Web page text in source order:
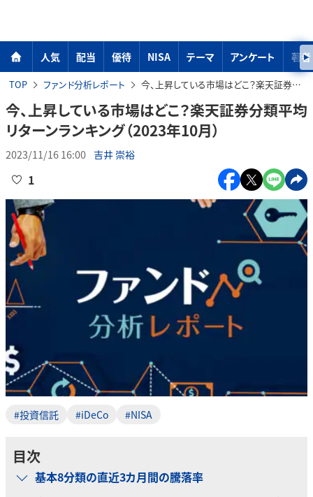
人気 配当 優待 NISA テーマ アンケート 著者
TOP ファンド分析レポート 今、上昇している市場はどこ？楽天証券分類平均リターンランキング（2023年10月）
今、上昇している市場はどこ？楽天証券分類平均
リターンランキング（2023年10月）
2023/11/16 16:00 吉井 崇裕
1
#投資信託 #iDeCo #NISA
目次
基本8分類の直近3カ月間の騰落率